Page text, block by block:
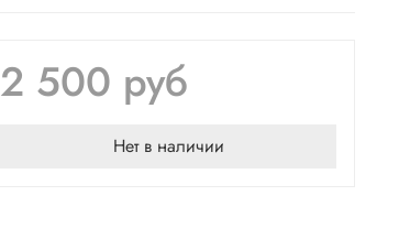
2 500 руб
Нет в наличии